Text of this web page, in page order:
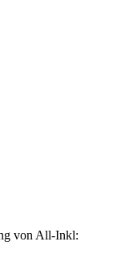
von All-Inkl: